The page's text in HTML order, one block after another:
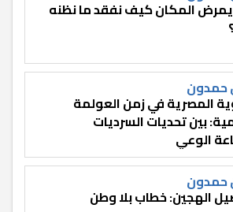
المكان كيف نفقد ما نظنه
حمدون
المصرية في زمن العولمة
بين تحديات السرديات
الوعي
حمدون
الهجين: خطاب بلا وطن